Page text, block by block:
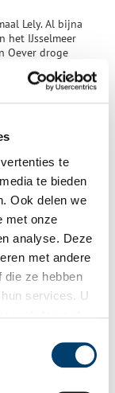
te
te bieden
Ook delen we
met onze
analyse. Deze
met andere
die ze hebben
services. U
Lely. Al bijna
het IJsselmeer
Oever droge
de dag
een sfeervol
permanente
Om dit te vieren